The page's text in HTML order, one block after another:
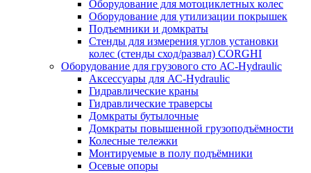
Оборудование для мотоциклетных колес
Оборудование для утилизации покрышек
Подъемники и домкраты
Стенды для измерения углов установки
колес (стенды сход/развал) CORGHI
Оборудование для грузового сто АС-Hydraulic
Аксессуары для АС-Hydraulic
Гидравлические краны
Гидравлические траверсы
Домкраты бутылочные
Домкраты повышенной грузоподъёмности
Колесные тележки
Монтируемые в полу подъёмники
Осевые опоры